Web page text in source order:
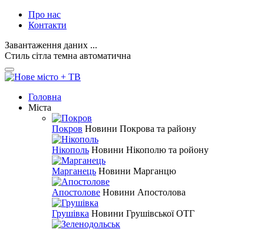
Про нас
Контакти
Завантаження даних ...
Стиль сітла темна автоматична
Головна
Міста
Покров Новини Покрова та району
Нікополь Новини Нікополю та ройону
Марганець Новини Марганцю
Апостолове Новини Апостолова
Грушівка Новини Грушівської ОТГ